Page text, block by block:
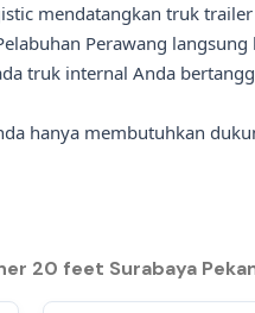
mendatangkan truk
Perawang langsung
truk internal Anda
hanya membutuhkan
20 feet Surabaya